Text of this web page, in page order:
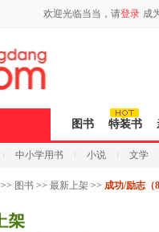
欢迎光临当当，请登录 成
图书 特装书
中小学用书 小说 文学
电子书
>> 图书 >> 最新上架 >> 成功/励志（